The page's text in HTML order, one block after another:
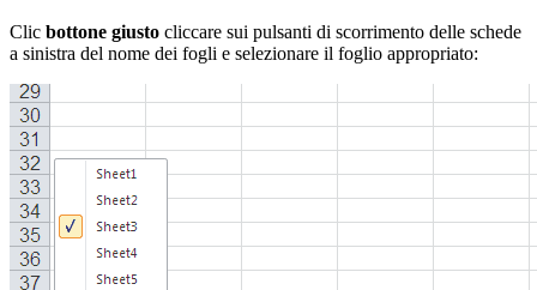
Clic bottone giusto cliccare sui pulsanti di scorrimento delle schede
a sinistra del nome dei fogli e selezionare il foglio appropriato: